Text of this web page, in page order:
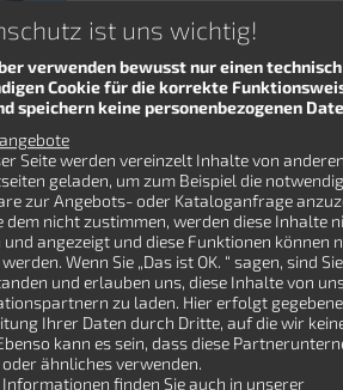
ist uns wichtig!
verwenden bewusst nur einen technisch
Cookie für die korrekte
speichern keine personenbezogenen
Seite werden vereinzelt Inhalte von anderen
geladen, um zum Beispiel die
zur Angebots- oder Kataloganfrage
dem nicht zustimmen, werden diese Inhalte
und angezeigt und diese Funktionen können
Wenn Sie „Das ist OK. “ sagen, sind
und erlauben uns, diese Inhalte von
zu laden. Hier erfolgt
Ihrer Daten durch Dritte, auf die wir
kann es sein, dass diese
oder ähnliches verwenden.
finden Sie auch in unserer